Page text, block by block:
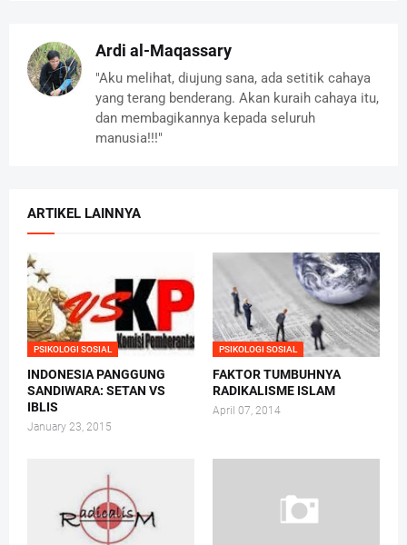
Ardi al-Maqassary
"Aku melihat, diujung sana, ada setitik cahaya
yang terang benderang. Akan kuraih cahaya itu,
dan membagikannya kepada seluruh
manusia!!!"
ARTIKEL LAINNYA
PSIKOLOGI SOSIAL
INDONESIA PANGGUNG
SANDIWARA: SETAN VS
IBLIS
January 23, 2015
PSIKOLOGI SOSIAL
FAKTOR TUMBUHNYA
RADIKALISME ISLAM
April 07, 2014